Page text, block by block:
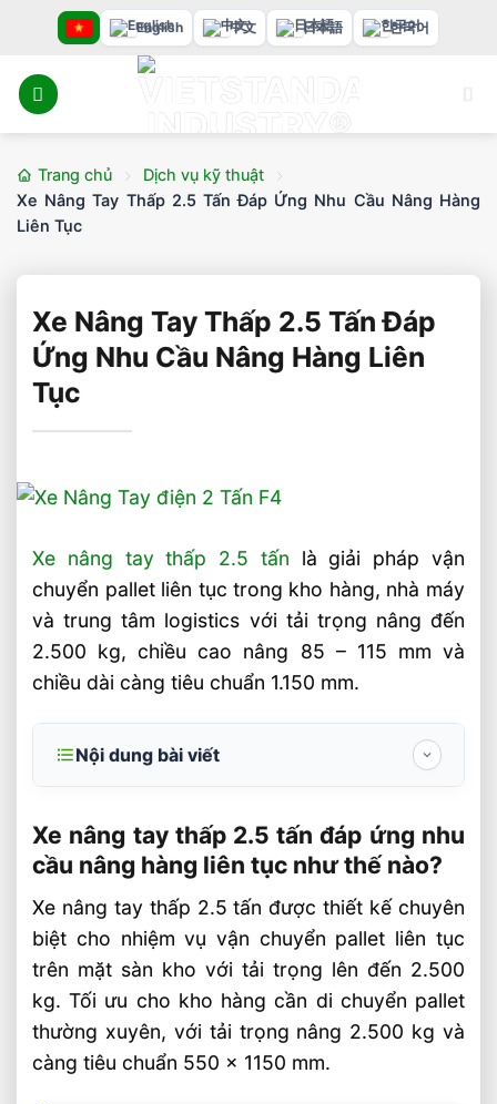
nội
dung
English 中文 日本語 한국어
Trang chủ
Dịch vụ kỹ thuật
Xe Nâng Tay Thấp 2.5 Tấn Đáp Ứng Nhu Cầu Nâng Hàng
Liên Tục
Xe Nâng Tay Thấp 2.5 Tấn Đáp
Ứng Nhu Cầu Nâng Hàng Liên
Tục
Xe nâng tay thấp 2.5 tấn là giải pháp vận
chuyển pallet liên tục trong kho hàng, nhà máy
và trung tâm logistics với tải trọng nâng đến
2.500 kg, chiều cao nâng 85 – 115 mm và
chiều dài càng tiêu chuẩn 1.150 mm.
Nội dung bài viết
nâng hàng liên tục như thế nào?
Thông số kỹ thuật cần kiểm tra trước khi
mua xe nâng tay thấp 2.5 tấn
Giá xe nâng tay điện thấp pallet truck
Nên ưu tiên thương hiệu nào khi mua xe
nâng tay thấp?
Câu hỏi thường gặp về xe nâng tay thấp
2.5 tấn
Xe nâng tay thấp 2.5 tấn đáp ứng nhu
cầu nâng hàng liên tục như thế nào?
Xe nâng tay thấp 2.5 tấn được thiết kế chuyên
biệt cho nhiệm vụ vận chuyển pallet liên tục
trên mặt sàn kho với tải trọng lên đến 2.500
kg. Tối ưu cho kho hàng cần di chuyển pallet
thường xuyên, với tải trọng nâng 2.500 kg và
càng tiêu chuẩn 550 x 1150 mm.